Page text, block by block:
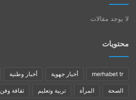
لا يوجد مقالات
محتويات
merhabet tr أخبار جهوية أخبار وطنية
الصحة المرأة تربية وتعليم ثقافة وفن